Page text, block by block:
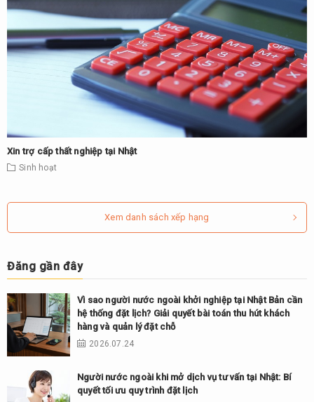
Xin trợ cấp thất nghiệp tại Nhật
Sinh hoạt
Xem danh sách xếp hạng
Đăng gần đây
Vì sao người nước ngoài khởi nghiệp tại Nhật Bản cần
hệ thống đặt lịch? Giải quyết bài toán thu hút khách
hàng và quản lý đặt chỗ
2026.07.24
Người nước ngoài khi mở dịch vụ tư vấn tại Nhật: Bí
quyết tối ưu quy trình đặt lịch